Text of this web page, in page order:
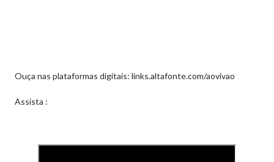
Ouça nas plataformas digitais: links.altafonte.com/aovivao
Assista :